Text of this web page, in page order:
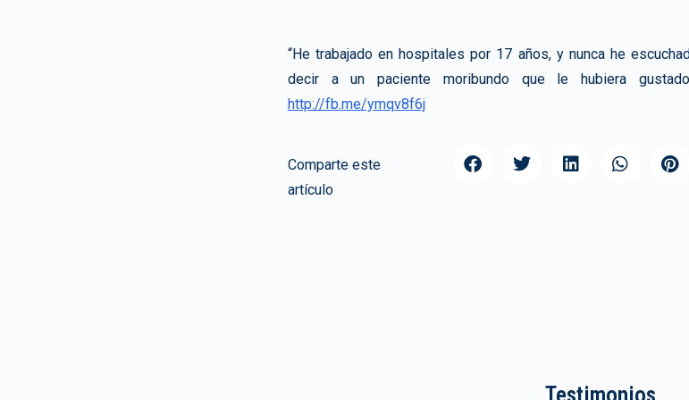
“He trabajado en hospitales por 17 años, y nunca he
decir a un paciente moribundo que le hubiera
http://fb.me/ymqv8f6j
Comparte este
artículo